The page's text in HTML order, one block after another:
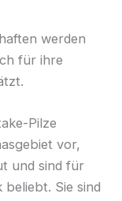
werden
für ihre
Pilze
vor,
und sind für
Sie sind